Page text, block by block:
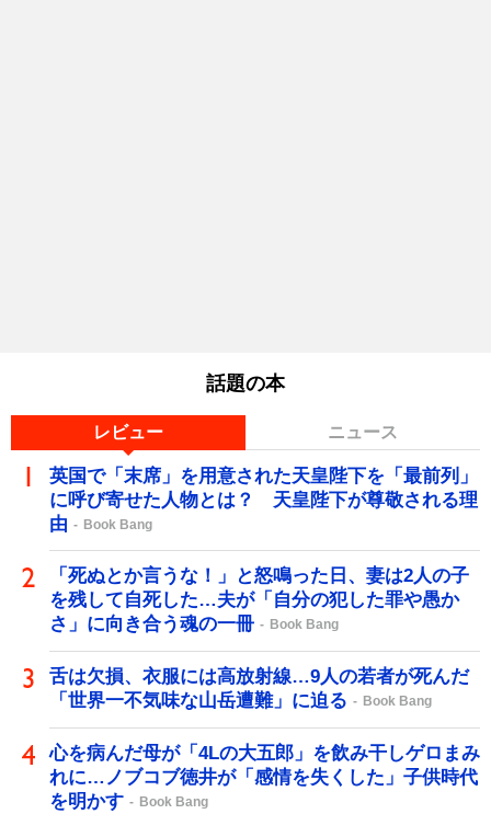
話題の本
レビュー ニュース
英国で「末席」を用意された天皇陛下を「最前列」
に呼び寄せた人物とは？ 天皇陛下が尊敬される理
由
Book Bang
「死ぬとか言うな！」と怒鳴った日、妻は2人の子
を残して自死した…夫が「自分の犯した罪や愚か
さ」に向き合う魂の一冊
Book Bang
舌は欠損、衣服には高放射線…9人の若者が死んだ
「世界一不気味な山岳遭難」に迫る
Book Bang
心を病んだ母が「4Lの大五郎」を飲み干しゲロまみ
れに…ノブコブ徳井が「感情を失くした」子供時代
を明かす
Book Bang